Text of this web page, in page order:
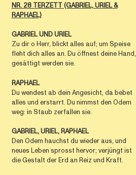
NR. 28 TERZETT (GABRIEL, URIEL &
RAPHAEL)
GABRIEL UND URIEL
Zu dir o Herr, blickt alles auf; um Speise
fleht dich alles an. Du öffnest deine Hand,
gesättigt werden sie.
RAPHAEL
Du wendest ab dein Angesicht, da bebet
alles und erstarrt. Du nimmst den Odem
weg: in Staub zerfallen sie.
GABRIEL, URIEL, RAPHAEL
Den Odem hauchst du wieder aus, und
neues Leben sprosst hervor; verjüngt ist
die Gestalt der Erd an Reiz und Kraft.